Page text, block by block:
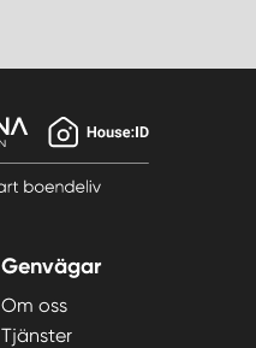
Genvägar
Om oss
Tjänster